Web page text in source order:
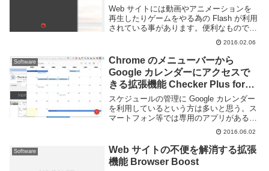
Web サイトには動画やアニメーションを
再生したりゲームをやる為の Flash が利用
されている事があります。便利なものです
がその反面、 CPU パワーを浪費したり音
が出る広告を勝手に再生するなど邪魔に感
じる事もあります。モバイル回線であれ...
2016.02.06
Software
Chrome のメニューバーから
Google カレンダーにアクセスで
きる拡張機能 Checker Plus for
Google Calendar
スケジュールの管理に Google カレンダー
を利用しているという方は多いと思う。ス
マートフォン等では専用のアプリがあるの
でそれを利用すると思うが PC 上ではそう
もいかず、他のカレンダーアプリでデータ
の同期を取ったり、ブラウザのタブで利
用...
2016.06.02
Software
Web サイトの不便を解消する拡張
機能 Browser Boost